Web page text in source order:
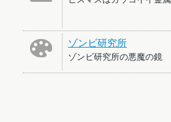
ゾンビ研究所
ゾンビ研究所の悪魔の鏡